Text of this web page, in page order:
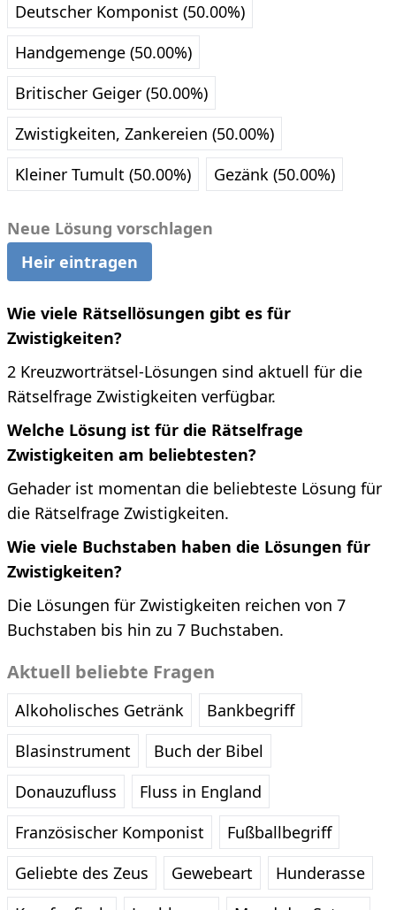
Deutscher Komponist (50.00%)
Handgemenge (50.00%)
Britischer Geiger (50.00%)
Zwistigkeiten, Zankereien (50.00%)
Kleiner Tumult (50.00%)
Gezänk (50.00%)
Neue Lösung vorschlagen
Heir eintragen
Wie viele Rätsellösungen gibt es für
Zwistigkeiten?
2 Kreuzworträtsel-Lösungen sind aktuell für die
Rätselfrage Zwistigkeiten verfügbar.
Welche Lösung ist für die Rätselfrage
Zwistigkeiten am beliebtesten?
Gehader ist momentan die beliebteste Lösung für
die Rätselfrage Zwistigkeiten.
Wie viele Buchstaben haben die Lösungen für
Zwistigkeiten?
Die Lösungen für Zwistigkeiten reichen von 7
Buchstaben bis hin zu 7 Buchstaben.
Aktuell beliebte Fragen
Alkoholisches Getränk
Bankbegriff
Blasinstrument
Buch der Bibel
Donauzufluss
Fluss in England
Französischer Komponist
Fußballbegriff
Geliebte des Zeus
Gewebeart
Hunderasse